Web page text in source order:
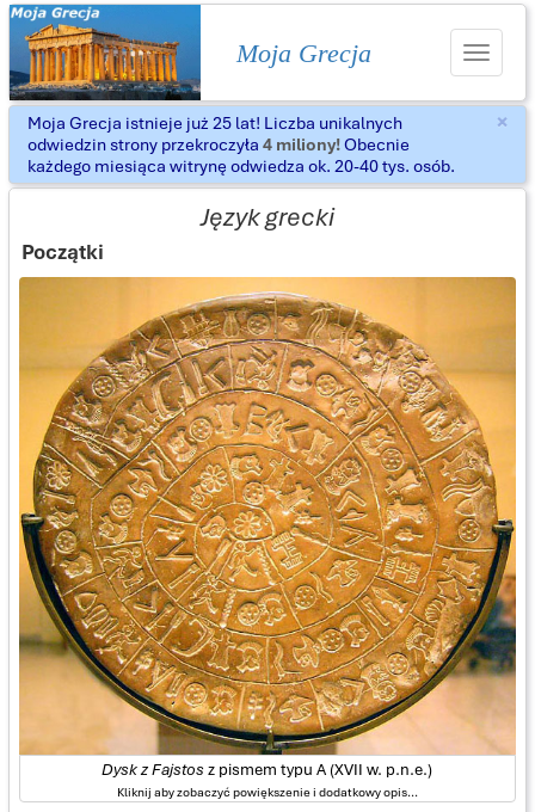
Moja Grecja
Toggle
×
Moja Grecja istnieje już 25 lat! Liczba unikalnych
odwiedzin strony przekroczyła 4 miliony!Obecnie
każdego miesiąca witrynę odwiedza ok. 20-40 tys. osób.
Język grecki
Początki
Dysk z Fajstosz pismem typu A (XVII w. p.n.e.)
Kliknij aby zobaczyć powiększenie i dodatkowy opis...